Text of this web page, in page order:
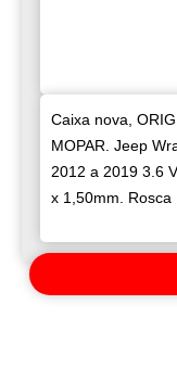
Caixa nova,
MOPAR. Jeep
2012 a 2019 3.6
x 1,50mm. Rosca